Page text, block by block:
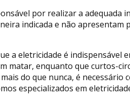
por realizar a adequada
indicada e não apresentam
a eletricidade é indispensável
matar, enquanto que curtos-
do que nunca, é
especializados em